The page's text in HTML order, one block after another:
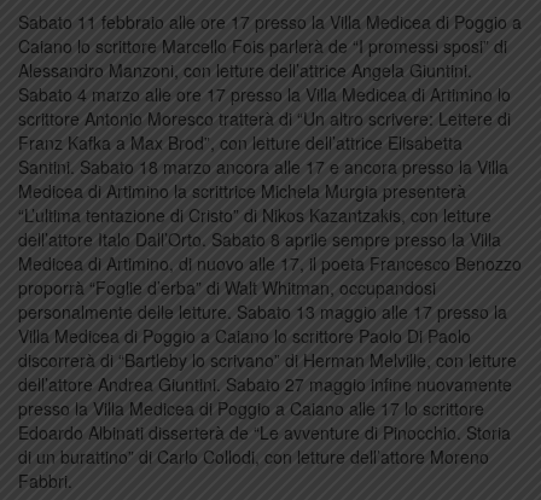
Sabato 11 febbraio alle ore 17 presso la Villa Medicea di Poggio a
Caiano lo scrittore Marcello Fois parlerà de “I promessi sposi” di
Alessandro Manzoni, con letture dell’attrice Angela Giuntini.
Sabato 4 marzo alle ore 17 presso la Villa Medicea di Artimino lo
scrittore Antonio Moresco tratterà di “Un altro scrivere: Lettere di
Franz Kafka a Max Brod”, con letture dell’attrice Elisabetta
Santini. Sabato 18 marzo ancora alle 17 e ancora presso la Villa
Medicea di Artimino la scrittrice Michela Murgia presenterà
“L’ultima tentazione di Cristo” di Nikos Kazantzakis, con letture
dell’attore Italo Dall’Orto. Sabato 8 aprile sempre presso la Villa
Medicea di Artimino, di nuovo alle 17, il poeta Francesco Benozzo
proporrà “Foglie d’erba” di Walt Whitman, occupandosi
personalmente delle letture. Sabato 13 maggio alle 17 presso la
Villa Medicea di Poggio a Caiano lo scrittore Paolo Di Paolo
discorrerà di “Bartleby lo scrivano” di Herman Melville, con letture
dell’attore Andrea Giuntini. Sabato 27 maggio infine nuovamente
presso la Villa Medicea di Poggio a Caiano alle 17 lo scrittore
Edoardo Albinati disserterà de “Le avventure di Pinocchio. Storia
di un burattino” di Carlo Collodi, con letture dell’attore Moreno
Fabbri.